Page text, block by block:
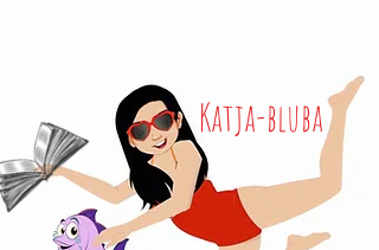
Katja-bluba